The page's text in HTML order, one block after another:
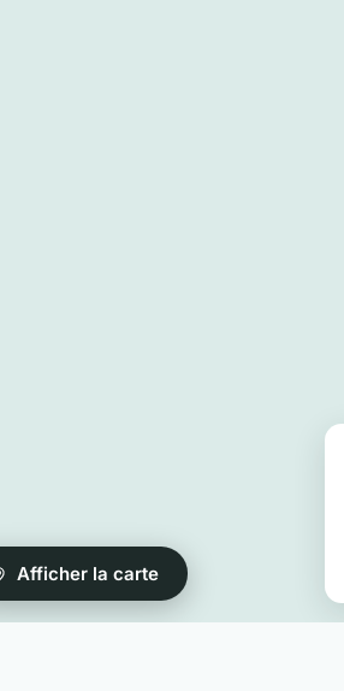
Afficher la carte